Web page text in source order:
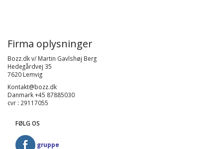
Firma oplysninger
Bozz.dk v/ Martin Gavlshøj Berg
Hedegårdvej 35
7620 Lemvig
Kontakt@bozz.dk
Danmark +45 87885030
cvr : 29117055
FØLG OS
gruppe